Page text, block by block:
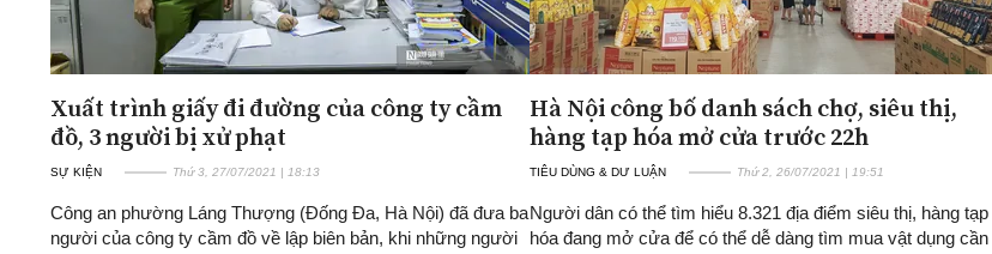
Xuất trình giấy đi đường của công ty cầm
đồ, 3 người bị xử phạt
SỰ KIỆN Thứ 3, 27/07/2021 | 18:13
Công an phường Láng Thượng (Đống Đa, Hà Nội) đã đưa ba
người của công ty cầm đồ về lập biên bản, khi những người
Hà Nội công bố danh sách chợ, siêu thị,
hàng tạp hóa mở cửa trước 22h
TIÊU DÙNG & DƯ LUẬN Thứ 2, 26/07/2021 | 19:51
Người dân có thể tìm hiểu 8.321 địa điểm siêu thị, hàng tạp
hóa đang mở cửa để có thể dễ dàng tìm mua vật dụng cần